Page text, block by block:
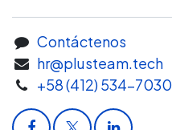
Contáctenos
hr@plusteam.tech
+58 (412) 534-7030